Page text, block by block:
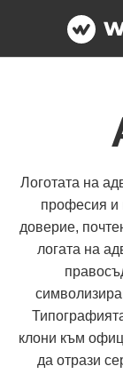
Логотата на
професия и
доверие,
логата на
клони към
да отрази